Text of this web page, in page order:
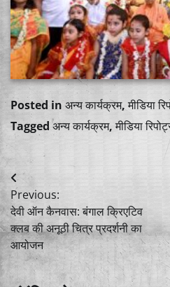
Posted in अन्य कार्यक्रम,मीडिया
Taggedअन्य कार्यक्रम,मीडिया
Post
navigation
Previous:
देवी ऑन कैनवास: बंगाल क्रिएटिव
क्लब की अनूठी चित्र प्रदर्शनी का
आयोजन